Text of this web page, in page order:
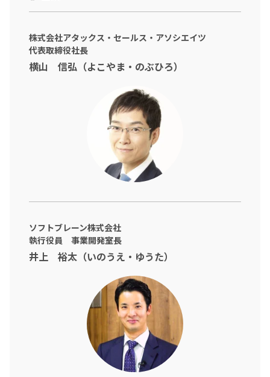
営業マネジャーや管理職の方で、こんなお悩みを抱えている方も
実はその背景には、「属人化」や「ナレッジの共有不足」といっ
た“組織設計の歪み”が隠れているかもしれません。
本動画では、「絶対達成」のフレームワークで多くの企業を成功
に導いてきた営業改革のプロフェッショナル
横山信弘氏（株式会社アタックス・セールス・アソシエイツ 代表
取締役）をお招きし、属人化の原因分析から、
ールやAIの活用まで、実践的なヒントを伺いました。
株式会社アタックス・セールス・アソシエイツ
代表取締役社長
横山 信弘（よこやま・のぶひろ）
ソフトブレーン株式会社
執行役員 事業開発室長
井上 裕太（いのうえ・ゆうた）